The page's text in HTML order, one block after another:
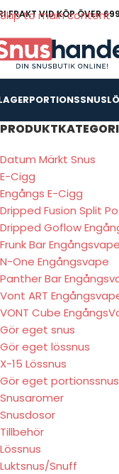
Skip to main content
FRAKT VID KÖP ÖVER
PORTIONSSNUS
Datum Märkt Snus
E-Cigg
Engångs E-Cigg
Dripped Fusion Split
Dripped Goflow
Frunk Bar Engångsvape
N-One Engångsvape
Panther Bar
Vont ART
VONT Cube
Gör eget snus
Gör eget lössnus
X-15 Lössnus
Gör eget portionssnus
Snusaromer
Snusdosor
Tillbehör
Lössnus
Luktsnus/Snuff